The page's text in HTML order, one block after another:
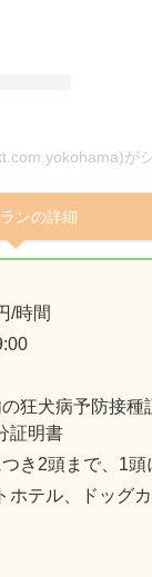
が
ンの詳細
/時間
狂犬病予防接
証明書
き2頭まで、1
ホテル、ドッグ